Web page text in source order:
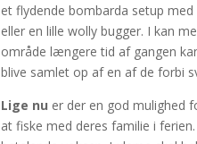
et flydende bombarda setup
eller en lille wolly bugger. I kan
område længere tid af gangen
blive samlet op af en af de forbi
Lige nu er der en god mulighed
at fiske med deres familie i